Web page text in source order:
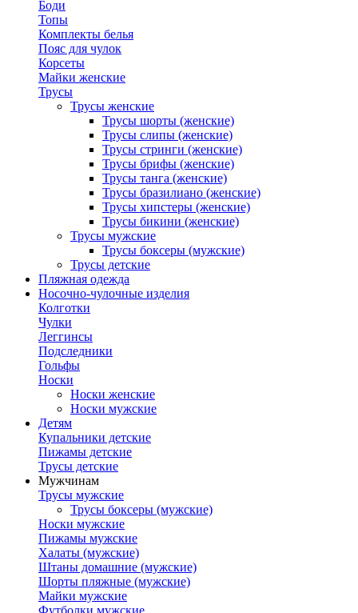
Боди
Топы
Комплекты белья
Пояс для чулок
Корсеты
Майки женские
Трусы
Трусы женские
Трусы шорты (женские)
Трусы слипы (женские)
Трусы стринги (женские)
Трусы брифы (женские)
Трусы танга (женские)
Трусы бразилиано (женские)
Трусы хипстеры (женские)
Трусы бикини (женские)
Трусы мужские
Трусы боксеры (мужские)
Трусы детские
Пляжная одежда
Носочно-чулочные изделия
Колготки
Чулки
Леггинсы
Подследники
Гольфы
Носки
Носки женские
Носки мужские
Детям
Купальники детские
Пижамы детские
Трусы детские
Мужчинам
Трусы мужские
Трусы боксеры (мужские)
Носки мужские
Пижамы мужские
Халаты (мужские)
Штаны домашние (мужские)
Шорты пляжные (мужские)
Майки мужские
Футболки мужские